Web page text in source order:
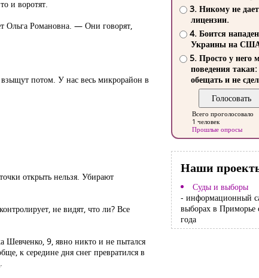
и воротят.
Ольга Романовна. — Они говорят,
потом. У нас весь микрорайон в
открыть нельзя. Убирают
не видят, что ли? Все
Шевченко, 9, явно никто и не пытался
к середине дня снег превратился в
3. Никому не
лицензии.
4. Боится
Украины на
5. Просто у него
поведения такая:
обещать и не
Всего проголосовало
1 человек
Прошлые опросы
Наши
Суды и выборы
- информационный
выборах в Приморье
года